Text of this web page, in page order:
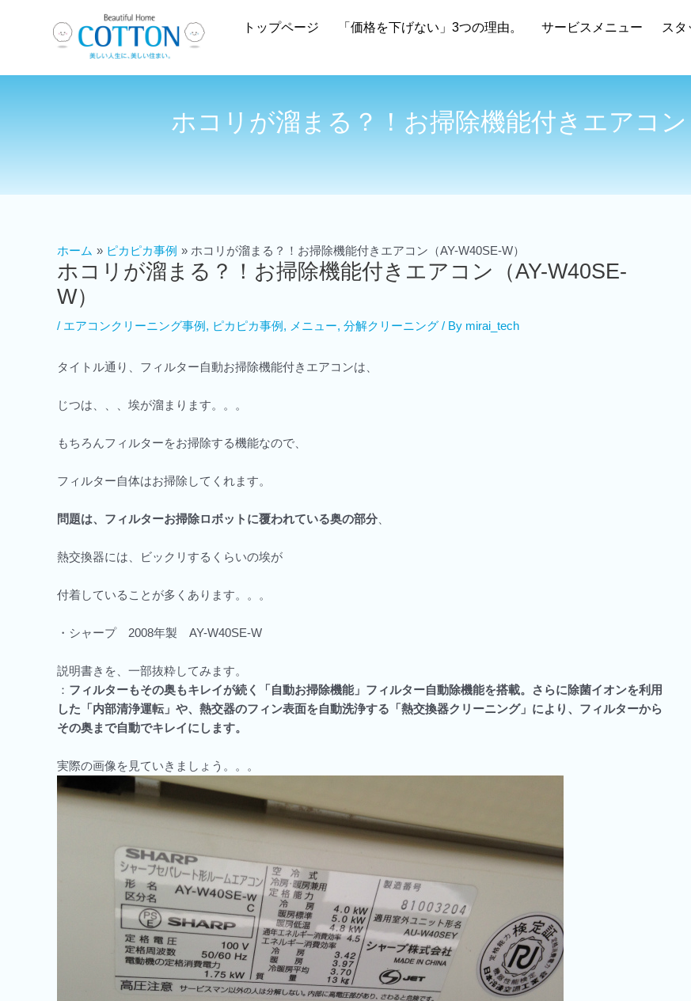
トップページ 「価格を下げない」3つの理由。 サービスメニュー スタ
ホコリが溜まる？！お掃除機能付きエアコン
ホーム ピカピカ事例 ホコリが溜まる？！お掃除機能付きエアコン（AY-W40SE-W）
ホコリが溜まる？！お掃除機能付きエアコン（AY-W40SE-
W）
/ エアコンクリーニング事例, ピカピカ事例, メニュー, 分解クリーニング / By mirai_tech
タイトル通り、フィルター自動お掃除機能付きエアコンは、
じつは、、、埃が溜まります。。。
もちろんフィルターをお掃除する機能なので、
フィルター自体はお掃除してくれます。
問題は、フィルターお掃除ロボットに覆われている奥の部分
熱交換器には、ビックリするくらいの埃が
付着していることが多くあります。。。
・シャープ 2008年製 AY-W40SE-W
説明書きを、一部抜粋してみます。
： フィルターもその奥もキレイが続く「自動お掃除機能」フィルター自動除機能を搭載。さらに除菌イオンを利用
した「内部清浄運転」や、熱交器のフィン表面を自動洗浄する「熱交換器クリーニング」により、フィルターから
その奥まで自動でキレイにします。
実際の画像を見ていきましょう。。。